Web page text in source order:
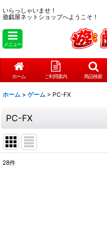
いらっしゃいませ！
遊戯屋ネットショップへようこそ！
メニュー
ホーム ご利用案内 商品検索
ホーム > ゲーム > PC-FX
PC-FX
28件